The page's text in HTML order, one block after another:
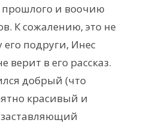
прошлого и воочию
К сожалению, это не
подруги, Инес
верит в его рассказ.
добрый (что
красивый и